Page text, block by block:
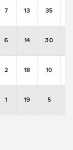
7 13 35
6 14 30
2 18 10
1 19 5